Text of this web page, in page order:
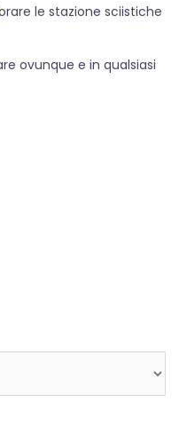
le stazione sciistiche
ovunque e in qualsiasi